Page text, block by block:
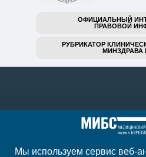
ОФИЦИАЛЬНЫЙ
ПРАВОВОЙ
РУБРИКАТОР
МИНЗДРАВА
Мы используем сервис веб-